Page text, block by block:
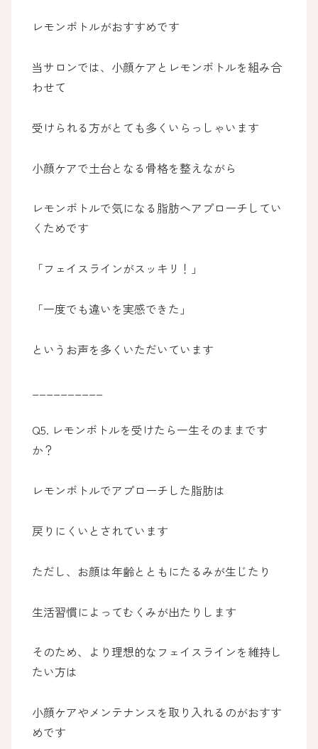
レモンボトルがおすすめです
当サロンでは、小顔ケアとレモンボトルを組み合
わせて
受けられる方がとても多くいらっしゃいます
小顔ケアで土台となる骨格を整えながら
レモンボトルで気になる脂肪へアプローチしてい
くためです
「フェイスラインがスッキリ！」
「一度でも違いを実感できた」
というお声を多くいただいています
Q5. レモンボトルを受けたら一生そのままです
か？
レモンボトルでアプローチした脂肪は
戻りにくいとされています
ただし、お顔は年齢とともにたるみが生じたり
生活習慣によってむくみが出たりします
そのため、より理想的なフェイスラインを維持し
たい方は
小顔ケアやメンテナンスを取り入れるのがおすす
めです